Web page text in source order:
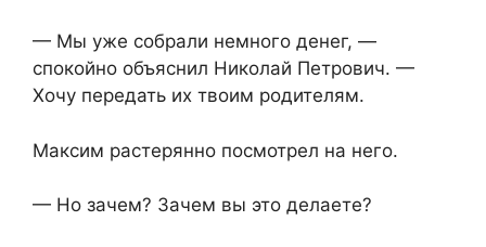
— Мы уже собрали немного денег, —
спокойно объяснил Николай Петрович. —
Хочу передать их твоим родителям.
Максим растерянно посмотрел на него.
— Но зачем? Зачем вы это делаете?